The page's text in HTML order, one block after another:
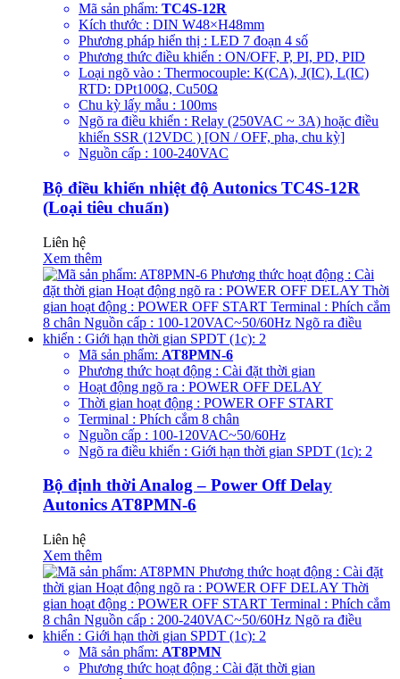
Mã sản phẩm: TC4S-12R
Kích thước : DIN W48×H48mm
Phương pháp hiển thị : LED 7 đoạn 4 số
Phương thức điều khiển : ON/OFF, P, PI, PD, PID
Loại ngõ vào : Thermocouple: K(CA), J(IC), L(IC)
RTD: DPt100Ω, Cu50Ω
Chu kỳ lấy mẫu : 100ms
Ngõ ra điều khiển : Relay (250VAC ~ 3A) hoặc điều
khiển SSR (12VDC ) [ON / OFF, pha, chu kỳ]
Nguồn cấp : 100-240VAC
Bộ điều khiển nhiệt độ Autonics TC4S-12R
(Loại tiêu chuẩn)
Liên hệ
Xem thêm
Mã sản phẩm: AT8PMN-6
Phương thức hoạt động : Cài đặt thời gian
Hoạt động ngõ ra : POWER OFF DELAY
Thời gian hoạt động : POWER OFF START
Terminal : Phích cắm 8 chân
Nguồn cấp : 100-120VAC~50/60Hz
Ngõ ra điều khiển : Giới hạn thời gian SPDT (1c): 2
Bộ định thời Analog – Power Off Delay
Autonics AT8PMN-6
Liên hệ
Xem thêm
Mã sản phẩm: AT8PMN
Phương thức hoạt động : Cài đặt thời gian